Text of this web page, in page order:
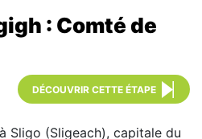
: Comté de
DÉCOUVRIR CETTE ÉTAPE
Sligo (Sligeach), capitale du